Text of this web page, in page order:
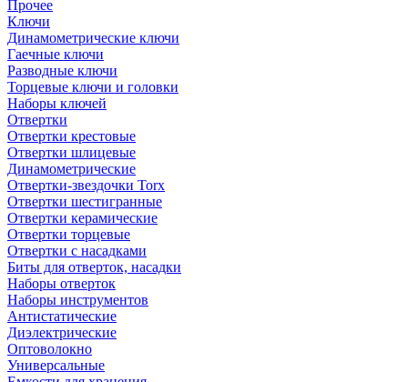
Прочее
Ключи
Динамометрические ключи
Гаечные ключи
Разводные ключи
Торцевые ключи и головки
Наборы ключей
Отвертки
Отвертки крестовые
Отвертки шлицевые
Динамометрические
Отвертки-звездочки Torx
Отвертки шестигранные
Отвертки керамические
Отвертки торцевые
Отвертки с насадками
Биты для отверток, насадки
Наборы отверток
Наборы инструментов
Антистатические
Диэлектрические
Оптоволокно
Универсальные